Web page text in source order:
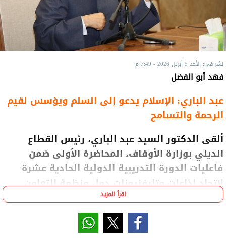
نشر في: الأحد 5 أبريل 2026 - 7:49 م
فهد أبو الفضل
عبد الباري: الإسلام يدعو إلى السلم ويؤسس لقيم
الرحمة والتسامح
ألقى الدكتور السيد عبد الباري، رئيس القطاع
الديني بوزارة الأوقاف، المحاضرة الأولى ضمن
فاعليات الدورة التدريبية الدولية الحادية عشرة
لاتحاد إذاعات وتليفزيونات دول منظمة التعاون
الإسلامي (أوسبو)، بمسجد مصر الكبير بالعاصمة
الجديدة، بمشاركة عدد من إعلاميي دول الاتحاد.
اقرأ المزيد